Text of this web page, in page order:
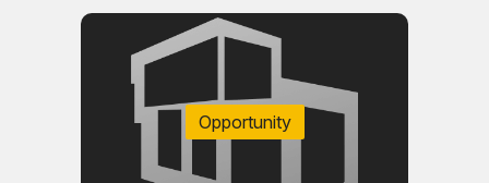
Metragem (m²)
Opportunity